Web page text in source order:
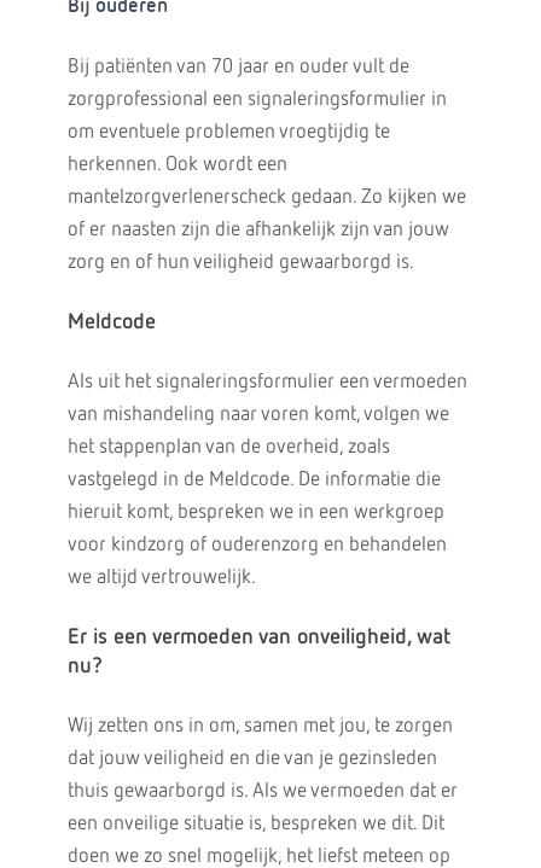
Bij ouderen
Bij patiënten van 70 jaar en ouder vult de
zorgprofessional een signaleringsformulier in
om eventuele problemen vroegtijdig te
herkennen. Ook wordt een
mantelzorgverlenerscheck gedaan. Zo kijken we
of er naasten zijn die afhankelijk zijn van jouw
zorg en of hun veiligheid gewaarborgd is.
Meldcode
Als uit het signaleringsformulier een vermoeden
van mishandeling naar voren komt, volgen we
het stappenplan van de overheid, zoals
vastgelegd in de Meldcode. De informatie die
hieruit komt, bespreken we in een werkgroep
voor kindzorg of ouderenzorg en behandelen
we altijd vertrouwelijk.
Er is een vermoeden van onveiligheid, wat
nu?
Wij zetten ons in om, samen met jou, te zorgen
dat jouw veiligheid en die van je gezinsleden
thuis gewaarborgd is. Als we vermoeden dat er
een onveilige situatie is, bespreken we dit. Dit
doen we zo snel mogelijk, het liefst meteen op